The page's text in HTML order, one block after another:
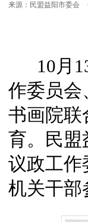
省
来源：民盟益阳市委会
10月13
作委员会
书画院联
育。民盟
议政工作
机关干部